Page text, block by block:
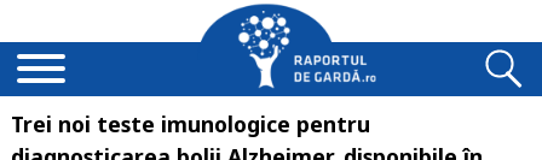
Trei noi teste imunologice pentru